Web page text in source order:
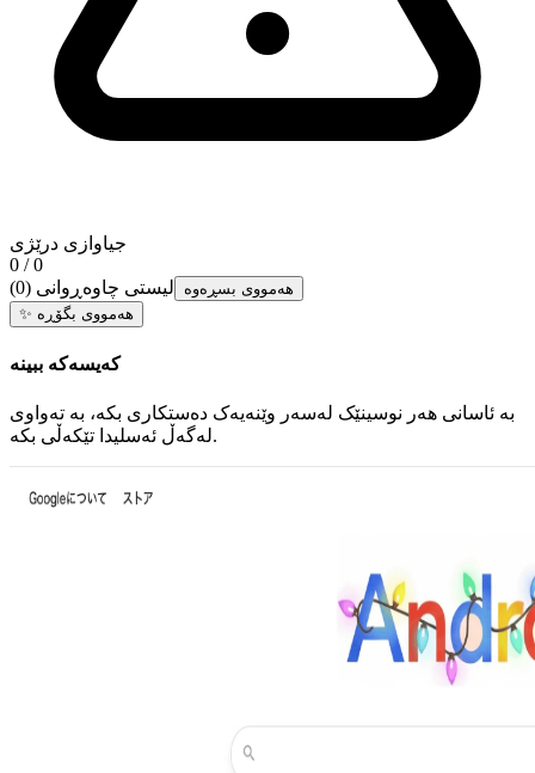
جیاوازی درێژی
0 / 0
لیستی چاوەڕوانی (
0
)
هەمووی بسڕەوە
✨ هەمووی بگۆڕە
کەیسەکە ببینە
بە ئاسانی هەر نوسینێک لەسەر وێنەیەک دەستکاری بکە، بە تەواوی
لەگەڵ ئەسلیدا تێکەڵی بکە.